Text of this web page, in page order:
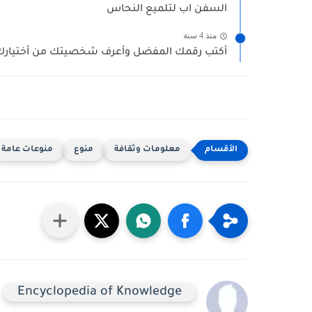
السفن اب لتلميع النحاس
منذ 4 سنة
أكتب رقمك المفضل وأعرف شخصيتك من
معلومات وثقافة منوع منوعات عامة
Encyclopedia of Knowledge